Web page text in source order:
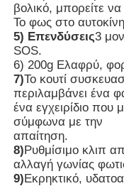
υπόγεια
Φώτα εξόρυξης
Φώτα κεφαλής
βολικό, μπορείτε
Το φως στο
5) Επενδύσεις3
SOS.
6) 200g Ελαφρύ,
7)Το κουτί
περιλαμβάνει ένα
ένα εγχειρίδιο
σύμφωνα με την
απαίτηση.
8)Ρυθμίσιμο κλιπ
αλλαγή γωνίας
9)Εκρηκτικό,